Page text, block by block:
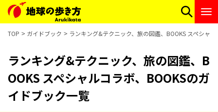
TOP ガイドブック ランキング&テクニック、旅の図鑑、BOOKS スペシャ
ランキング&テクニック、旅の図鑑、B
OOKS スペシャルコラボ、BOOKSのガ
イドブック一覧